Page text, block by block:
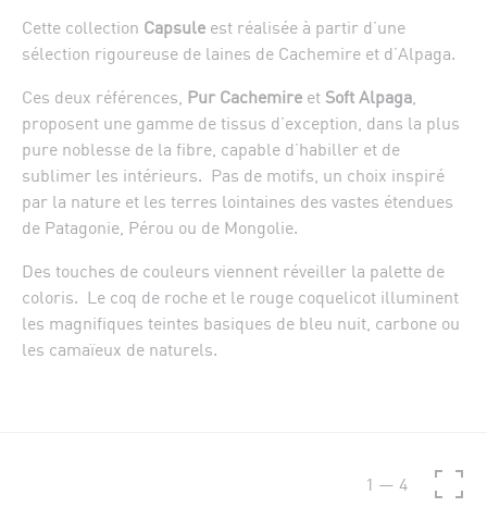
Cette collection Capsule est réalisée à partir d’une
sélection rigoureuse de laines de Cachemire et d’Alpaga.
Ces deux références, Pur Cachemire et Soft Alpaga,
proposent une gamme de tissus d’exception, dans la plus
pure noblesse de la fibre, capable d’habiller et de
sublimer les intérieurs. Pas de motifs, un choix inspiré
par la nature et les terres lointaines des vastes étendues
de Patagonie, Pérou ou de Mongolie.
Des touches de couleurs viennent réveiller la palette de
coloris. Le coq de roche et le rouge coquelicot illuminent
les magnifiques teintes basiques de bleu nuit, carbone ou
les camaïeux de naturels.
1 — 4